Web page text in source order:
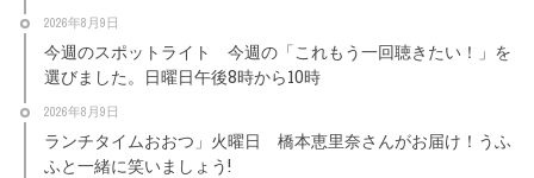
2026年8月9日
今週のスポットライト 今週の「これもう一回聴きたい！」を
選びました。日曜日午後8時から10時
2026年8月9日
ランチタイムおおつ」火曜日 橋本恵里奈さんがお届け！うふ
ふと一緒に笑いましょう!